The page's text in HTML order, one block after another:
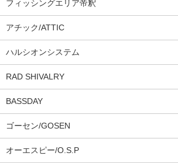
フィッシングエリア帝釈
アチック/ATTIC
ハルシオンシステム
RAD SHIVALRY
BASSDAY
ゴーセン/GOSEN
オーエスピー/O.S.P